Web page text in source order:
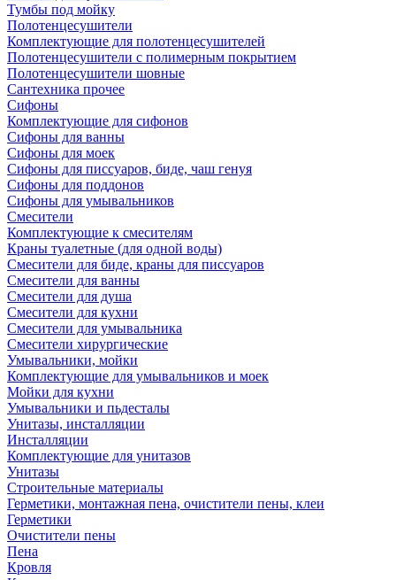
Тумбы под мойку
Полотенцесушители
Комплектующие для полотенцесушителей
Полотенцесушители с полимерным покрытием
Полотенцесушители шовные
Сантехника прочее
Сифоны
Комплектующие для сифонов
Сифоны для ванны
Сифоны для моек
Сифоны для писсуаров, биде, чаш генуя
Сифоны для поддонов
Сифоны для умывальников
Смесители
Комплектующие к смесителям
Краны туалетные (для одной воды)
Смесители для биде, краны для писсуаров
Смесители для ванны
Смесители для душа
Смесители для кухни
Смесители для умывальника
Смесители хирургические
Умывальники, мойки
Комплектующие для умывальников и моек
Мойки для кухни
Умывальники и пьдесталы
Унитазы, инсталляции
Инсталляции
Комплектующие для унитазов
Унитазы
Строительные материалы
Герметики, монтажная пена, очистители пены, клеи
Герметики
Очистители пены
Пена
Кровля